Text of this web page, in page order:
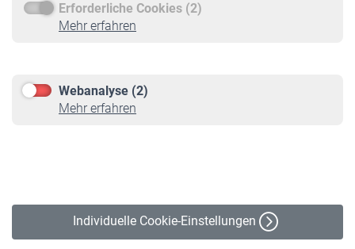
Erforderliche Cookies (2)
Mehr erfahren
Webanalyse (2)
Mehr erfahren
Individuelle Cookie-Einstellungen
Service
Informationen
Online-Rechner
VBLnewsletter
Erklärung zur Barrierefreiheit